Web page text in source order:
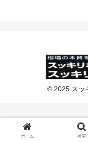
© 2025 スッ
ホーム 検索